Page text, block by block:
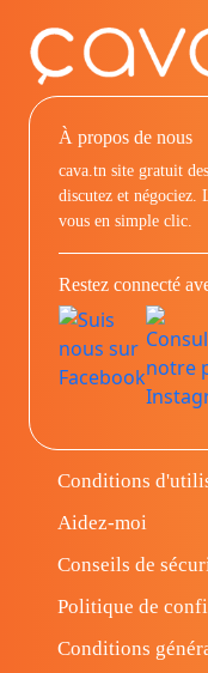
À propos de nous
cava.tn site gratuit
discutez et négociez.
vous en simple clic.
Restez connecté
Conditions
Aidez-moi
Conseils de
Politique de
Conditions